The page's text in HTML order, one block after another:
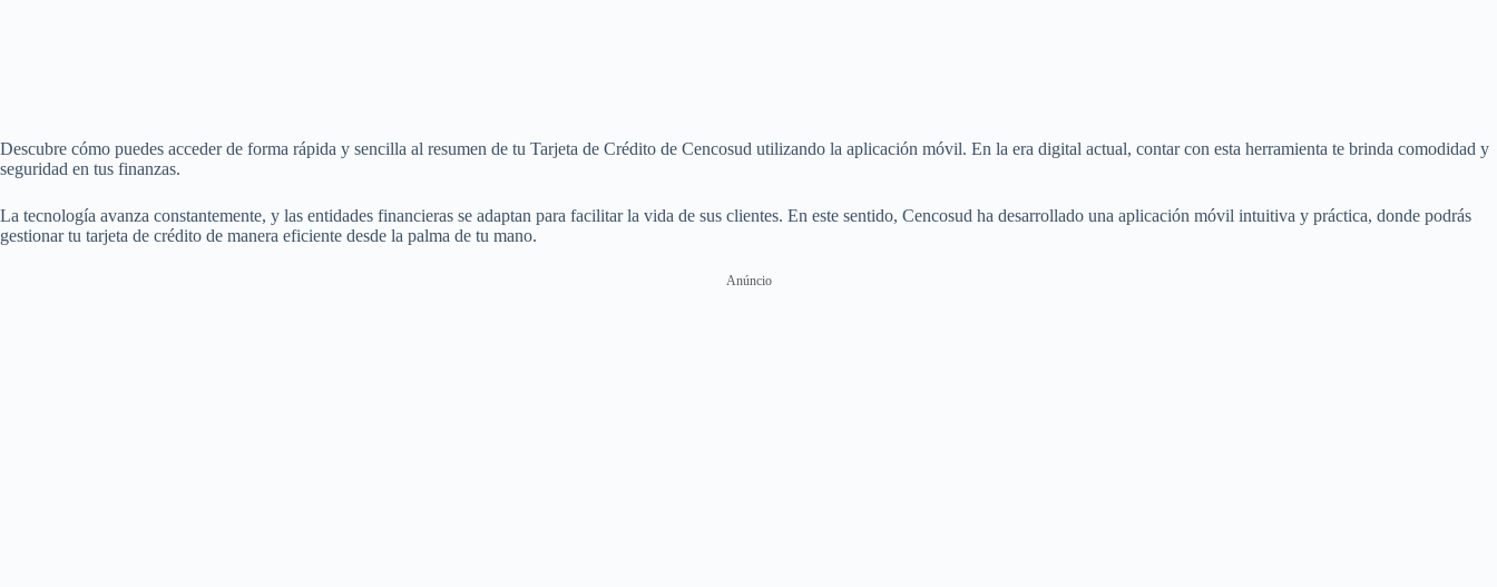
Descubre cómo puedes acceder de forma rápida y sencilla al resumen de tu Tarjeta de Crédito de Cencosud utilizando la aplicación móvil. En la era digital actual, contar con esta herramienta te brinda comodidad y
seguridad en tus finanzas.
La tecnología avanza constantemente, y las entidades financieras se adaptan para facilitar la vida de sus clientes. En este sentido, Cencosud ha desarrollado una aplicación móvil intuitiva y práctica, donde podrás
gestionar tu tarjeta de crédito de manera eficiente desde la palma de tu mano.
Anúncio